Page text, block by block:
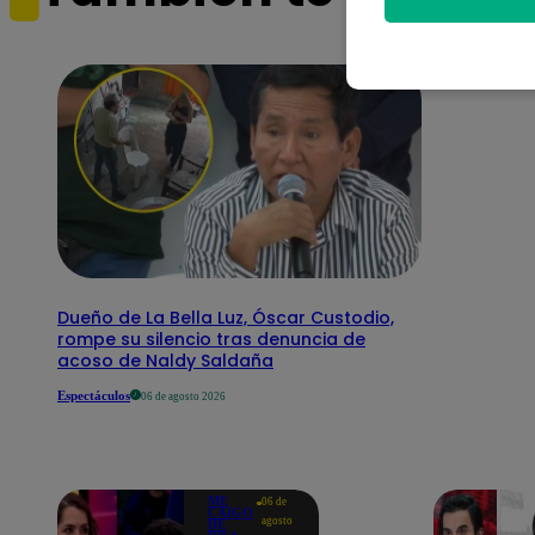
Dueño de La Bella Luz, Óscar Custodio,
rompe su silencio tras denuncia de
acoso de Naldy Saldaña
Espectáculos 06 de agosto 2026
ME
CAIGO
DE
06 de
agosto